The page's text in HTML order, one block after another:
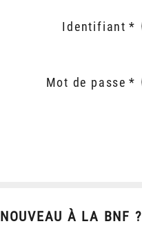
Identifiant
Mot de passe
NOUVEAU À LA BNF ?